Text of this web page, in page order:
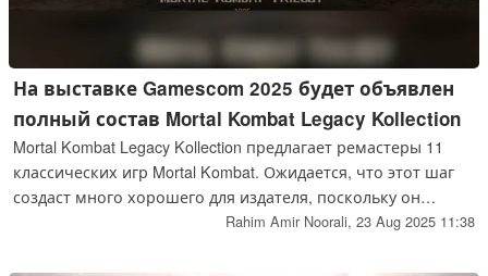
На выставке Gamescom 2025 будет объявлен
полный состав Mortal Kombat Legacy Kollection
Mortal Kombat Legacy Kollection предлагает ремастеры 11
классических игр Mortal Kombat. Ожидается, что этот шаг
создаст много хорошего для издателя, поскольку он
направлен на удовлетворение ностальгирующих игроков
Rahim Amir Noorali, 23 Aug 2025 11:38